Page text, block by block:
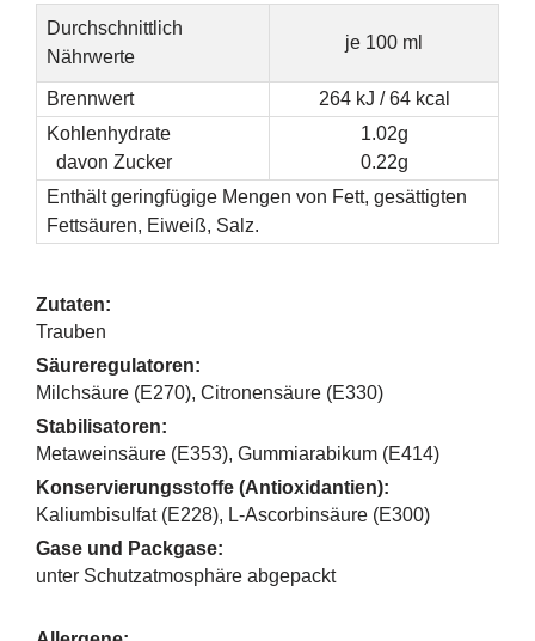
Durchschnittlich
Nährwerte
je 100 ml
Brennwert
264 kJ / 64 kcal
Kohlenhydrate
davon Zucker
1.02g
0.22g
Enthält geringfügige Mengen von Fett, gesättigten
Fettsäuren, Eiweiß, Salz.
Zutaten:
Trauben
Säureregulatoren:
Milchsäure (E270), Citronensäure (E330)
Stabilisatoren:
Metaweinsäure (E353), Gummiarabikum (E414)
Konservierungsstoffe (Antioxidantien):
Kaliumbisulfat (E228), L-Ascorbinsäure (E300)
Gase und Packgase:
unter Schutzatmosphäre abgepackt